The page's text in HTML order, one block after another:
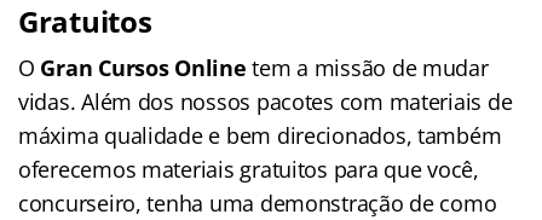
Gratuitos
O Gran Cursos Onlinetem a missão de mudar
vidas. Além dos nossos pacotes com materiais de
máxima qualidade e bem direcionados, também
oferecemos materiais gratuitos para que você,
concurseiro, tenha uma demonstração de como